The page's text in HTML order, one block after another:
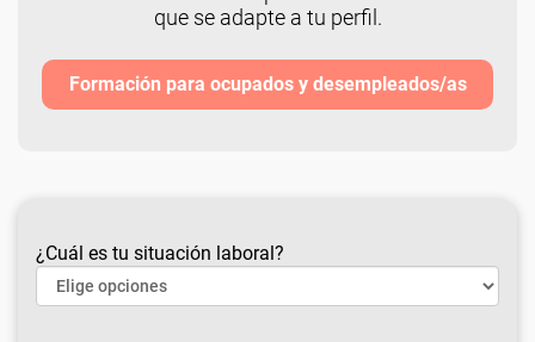
que se adapte a tu perfil.
Formación para ocupados y desempleados/as
¿Cuál es tu situación laboral?